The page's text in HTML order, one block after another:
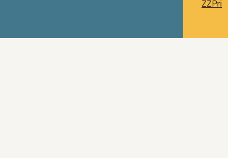
ZZPri